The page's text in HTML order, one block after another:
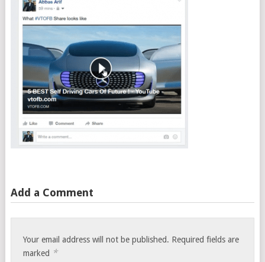
Add a Comment
Your email address will not be published. Required fields are
marked *